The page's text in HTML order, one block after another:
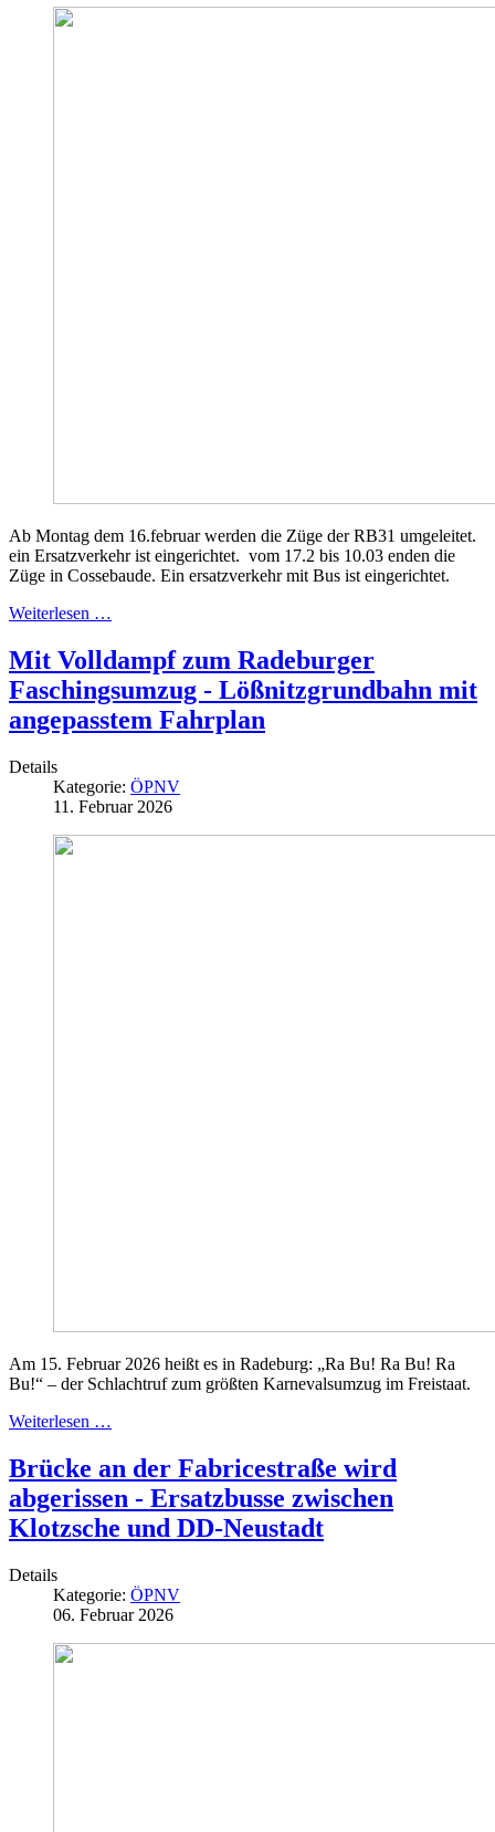
Ab Montag dem 16.februar werden die Züge der RB31 umgeleitet.
ein Ersatzverkehr ist eingerichtet. vom 17.2 bis 10.03 enden die
Züge in Cossebaude. Ein ersatzverkehr mit Bus ist eingerichtet.
Weiterlesen …
Mit Volldampf zum Radeburger
Faschingsumzug - Lößnitzgrundbahn mit
angepasstem Fahrplan
Details
Kategorie: ÖPNV
11. Februar 2026
Am 15. Februar 2026 heißt es in Radeburg: „Ra Bu! Ra Bu! Ra
Bu!“ – der Schlachtruf zum größten Karnevalsumzug im Freistaat.
Weiterlesen …
Brücke an der Fabricestraße wird
abgerissen - Ersatzbusse zwischen
Klotzsche und DD-Neustadt
Details
Kategorie: ÖPNV
06. Februar 2026